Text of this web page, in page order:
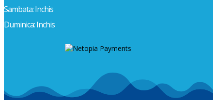
Sambata: Inchis
Duminica: Inchis